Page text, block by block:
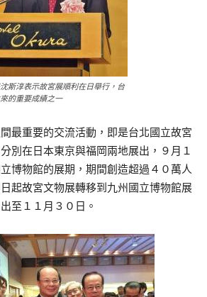
斯淳表示故宮展順利在日舉行，台
的重要成績之一
最重要的交流活動，即是台北國立故宮
別在日本東京與福岡兩地展出，９月１
博物館的展期，期間創造超過４０萬人
起故宮文物展轉移到九州國立博物館展
出至１１月３０日。